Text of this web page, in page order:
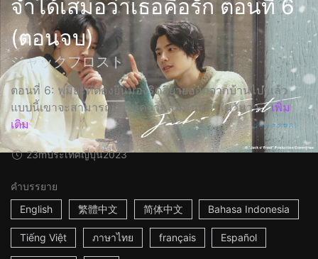
จำได้เสมอว่าเธอคือรัก ตอนที่ 6
(ตอนจบ)
ジャックフロスト
ตอนที่ 6: ฟูมิยะที่ต้องยืนมองริตสึย้ายออกจากบ้านไป แล้ว
แบบนี้เขาจะสามารถทำให้ความสัมพันธ์ดีๆในวันวา... เพิ่ม
เติม
23mประเทศญี่ปุ่น2023
คำบรรยาย
English
繁體中文 简体中文 Bahasa Indonesia
Tiếng Việt ภาษาไทย français Español